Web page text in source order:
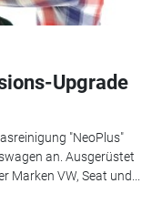
Upgrade
"NeoPlus"
an. Ausgerüstet
VW, Seat und...